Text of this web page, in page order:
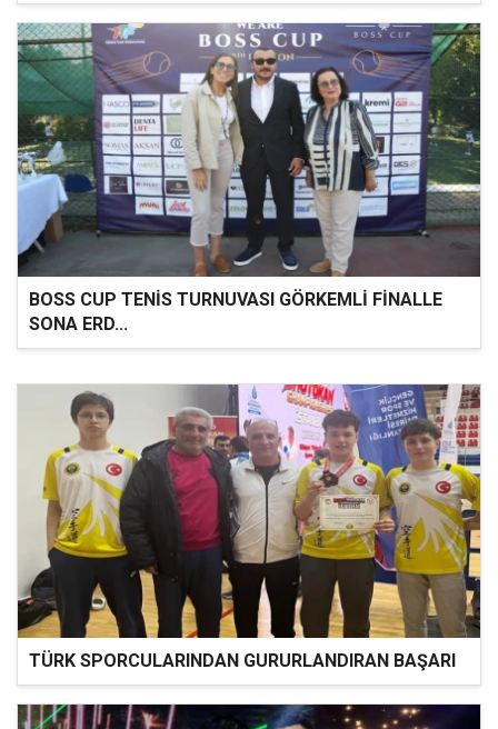
BOSS CUP TENİS TURNUVASI GÖRKEMLİ FİNALLE
SONA ERD...
TÜRK SPORCULARINDAN GURURLANDIRAN BAŞARI